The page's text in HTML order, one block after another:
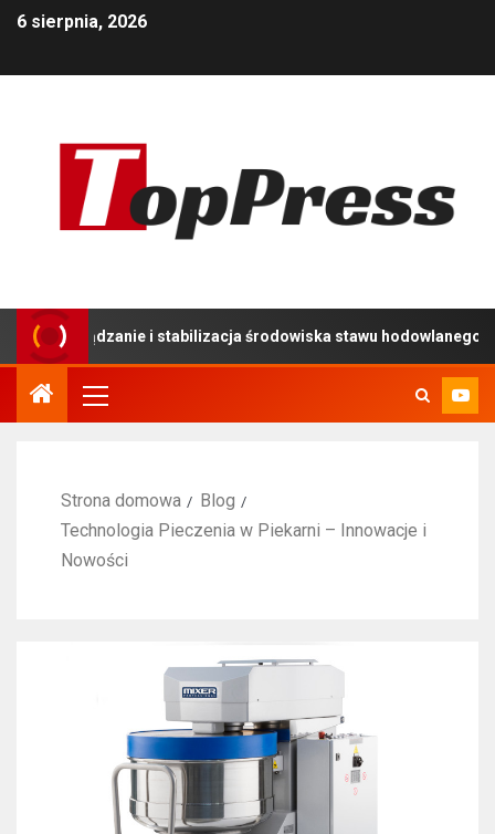
6 sierpnia, 2026
i stabilizacja środowiska stawu hodowlanego
Strona domowa
Blog
Technologia Pieczenia w Piekarni – Innowacje i
Nowości